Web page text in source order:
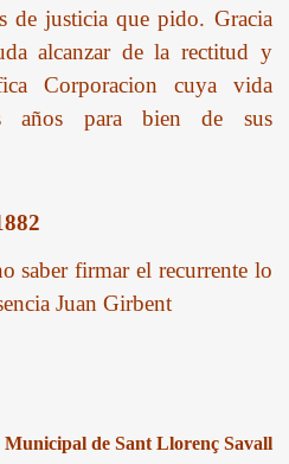
de justicia que pido. Gracia
alcanzar de la rectitud y
Corporacion cuya vida
años para bien de sus
el recurrente lo
Juan Girbent
de Sant Llorenç Savall